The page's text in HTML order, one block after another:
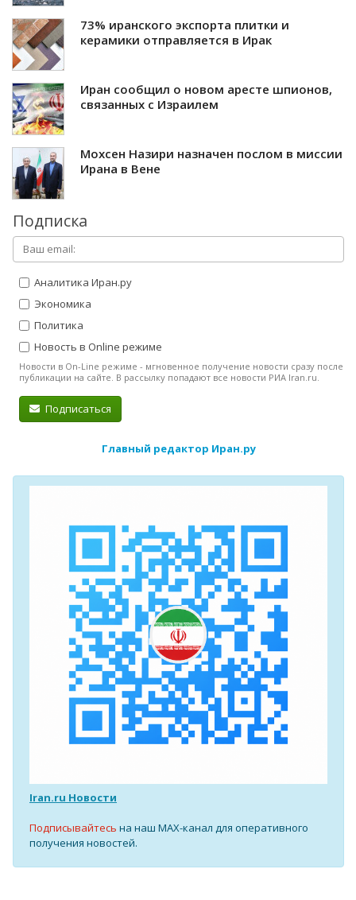
73% иранского экспорта плитки и
керамики отправляется в Ирак
Иран сообщил о новом аресте шпионов,
связанных с Израилем
Мохсен Назири назначен послом в миссии
Ирана в Вене
Подписка
Аналитика Иран.ру
Экономика
Политика
Новость в Online режиме
Новости в On-Line режиме - мгновенное получение новости сразу после
публикации на сайте. В рассылку попадают все новости РИА Iran.ru.
Подписаться
Главный редактор Иран.ру
Iran.ru Новости
Подписывайтесь на наш MAX-канал для оперативного
получения новостей.